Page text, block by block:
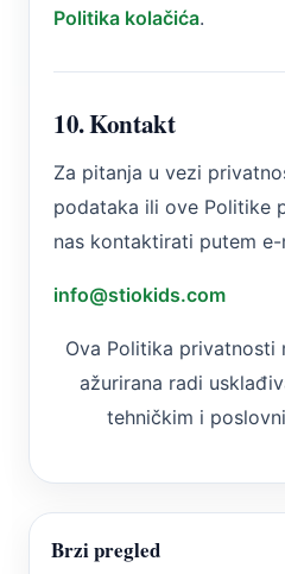
Politika kolačića.
10. Kontakt
Za pitanja u vezi
podataka ili ove Politike
nas kontaktirati putem e-
info@stiokids.com
Ova Politika
ažurirana radi
tehničkim i
Brzi pregled